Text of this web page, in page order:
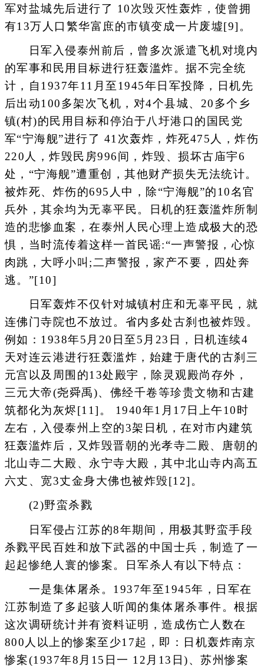
军对盐城先后进行了 10次毁灭性轰炸，使曾拥
有13万人口繁华富庶的市镇变成一片废墟[9]。
日军入侵泰州前后，曾多次派遣飞机对境内
的军事和民用目标进行狂轰滥炸。据不完全统
计，自1937年11月至1945年日军投降，日机先
后出动100多架次飞机，对4个县城、20多个乡
镇(村)的民用目标和停泊于八圩港口的国民党
军“宁海舰”进行了 41次轰炸，炸死475人，炸伤
220人，炸毁民房996间，炸毁、损坏古庙宇6
处，“宁海舰”遭重创，其他财产损失无法统计。
被炸死、炸伤的695人中，除“宁海舰”的10名官
兵外，其余均为无辜平民。日机的狂轰滥炸所制
造的悲惨血案，在泰州人民心理上造成极大的恐
惧，当时流传着这样一首民谣:“一声警报，心惊
肉跳，大呼小叫;二声警报，家产不要，四处奔
逃。”[10]
日军轰炸不仅针对城镇村庄和无辜平民，就
连佛门寺院也不放过。省内多处古刹也被炸毁。
例如：1938年5月20日至5月23日，日机连续4
天对连云港进行狂轰滥炸，始建于唐代的古刹三
元宫以及周围的13处殿宇，除灵观殿尚存外，
三元大帝(尧舜禹)、佛经千卷等珍贵文物和古建
筑都化为灰烬[11]。 1940年1月17日上午10时
左右，入侵泰州上空的3架日机，在对市内建筑
狂轰滥炸后，又炸毁晋朝的光孝寺二殿、唐朝的
北山寺二大殿、永宁寺大殿，其中北山寺内高五
六丈、宽3丈金身大佛也被炸毁[12]。
(2)野蛮杀戮
日军侵占江苏的8年期间，用极其野蛮手段
杀戮平民百姓和放下武器的中国士兵，制造了一
起起惨绝人寰的惨案。日军杀人有以下特点：
一是集体屠杀。1937年至1945年，日军在
江苏制造了多起骇人听闻的集体屠杀事件。根据
这次调研统计并有资料证明，造成伤亡人数在
800人以上的惨案至少17起，即：日机轰炸南京
惨案(1937年8月15日一 12月13日)、苏州惨案